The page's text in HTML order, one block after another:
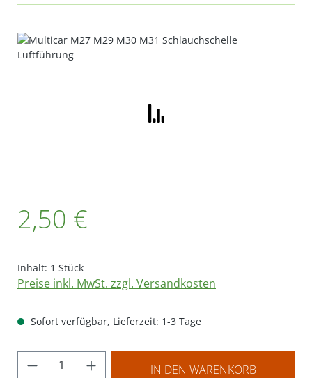
Bildergalerie überspringen
2,50 €
Inhalt: 1 Stück
Preise inkl. MwSt. zzgl. Versandkosten
Sofort verfügbar, Lieferzeit: 1-3 Tage
Produkt Anzahl: Gib den gewünschten
IN DEN WARENKORB